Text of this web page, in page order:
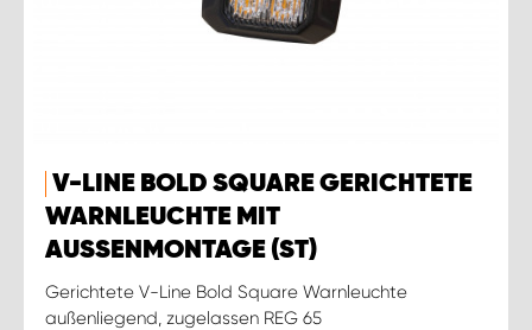
V-LINE BOLD SQUARE GERICHTETE
WARNLEUCHTE MIT
AUSSENMONTAGE (ST)
Gerichtete V-Line Bold Square Warnleuchte
außenliegend, zugelassen REG 65